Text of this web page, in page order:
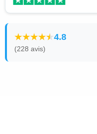
4.8
(228 avis)